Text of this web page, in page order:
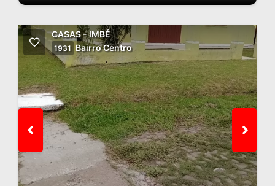
CASAS - IMBÉ
1931 Bairro Centro